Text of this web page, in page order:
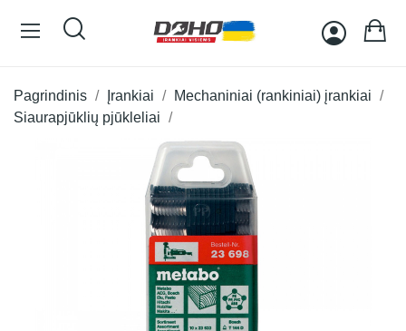
Pagrindinis Įrankiai
Mechaniniai (rankiniai) įrankiai
Siaurapjūklių pjūkleliai